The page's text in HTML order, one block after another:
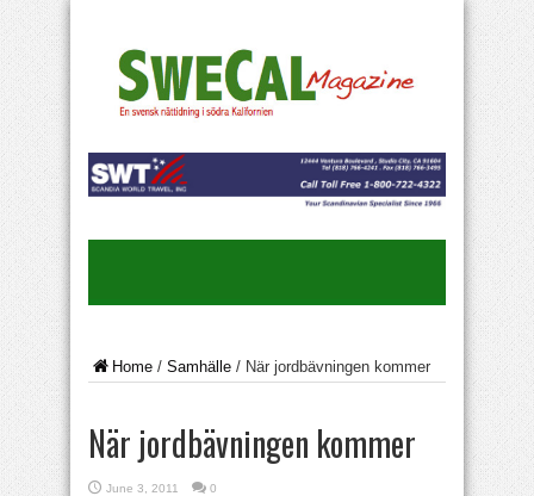
Home / Samhälle / När jordbävningen kommer
När jordbävningen kommer
June 3, 2011 0